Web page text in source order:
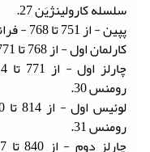
سلسله کارولینژیَن 27.
پپین - از 751 تا 768 - فرانک 28.
کارلمان اول - از 768 تا 771 - فرانک 29.
رومنس 30.
رومنس 31.